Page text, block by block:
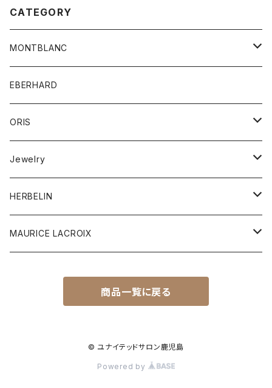
CATEGORY
MONTBLANC
Men's watch
Ladies watch
筆記具
レザー
EBERHARD
ORIS
Aquis Date
Divers Sixty-Five
Divers
Jewelry
ピアス
リング
HERBELIN
MEN'S
MAURICE LACROIX
商品一覧に戻る
© ユナイテッドサロン鹿児島
Powered by